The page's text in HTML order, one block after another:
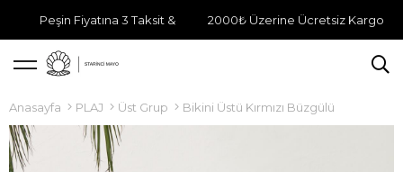
Peşin Fiyatına 3 Taksit & 2000₺ Üzerine Ücretsiz Kargo
Anasayfa PLAJ Üst Grup Bikini Üstü Kırmızı Büzgülü